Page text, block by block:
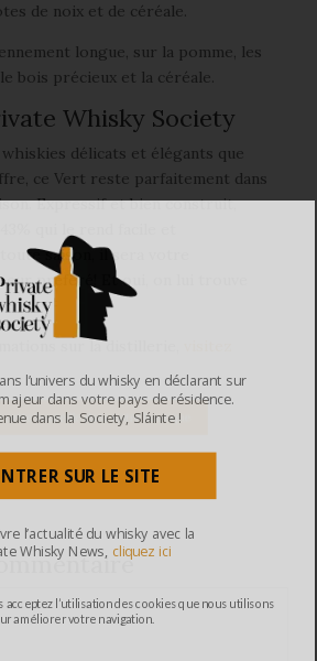
de noix et de céréale.
longue, sur la pomme, les
bois précieux et la céréale.
Whisky Society
délicats et élégants que
ce Vert reste parfaitement dans
Expressif et bien construit,
toute saison, il sera votre
préféré! Et oui, on lui trouve
sur la distillerie,
l’univers du whisky en déclarant sur
dans votre pays de résidence.
dans la Society, Sláinte !
SUR LE SITE
acceptez l’utilisation des cookies que nous utilisons
améliorer votre navigation.
l’actualité du whisky avec la
Whisky News, cliquez ici